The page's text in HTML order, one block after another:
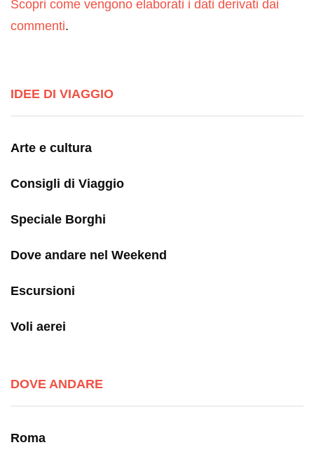
Scopri come vengono elaborati i dati derivati dai
commenti.
IDEE DI VIAGGIO
Arte e cultura
Consigli di Viaggio
Speciale Borghi
Dove andare nel Weekend
Escursioni
Voli aerei
DOVE ANDARE
Roma